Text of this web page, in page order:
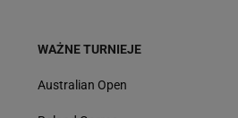
WAŻNE TURNIEJE
Australian Open